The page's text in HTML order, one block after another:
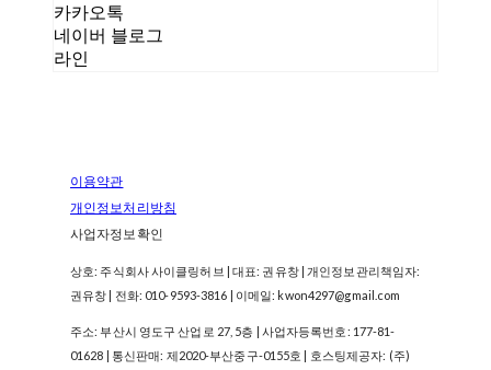
카카오톡
네이버 블로그
라인
이용약관
개인정보처리방침
사업자정보확인
상호: 주식회사 사이클링허브 | 대표: 권유창 | 개인정보관리책임자:
권유창 | 전화: 010-9593-3816 | 이메일: kwon4297@gmail.com
주소: 부산시 영도구 산업로 27, 5층 | 사업자등록번호: 177-81-
01628 | 통신판매: 제2020-부산중구-0155호 | 호스팅제공자: (주)